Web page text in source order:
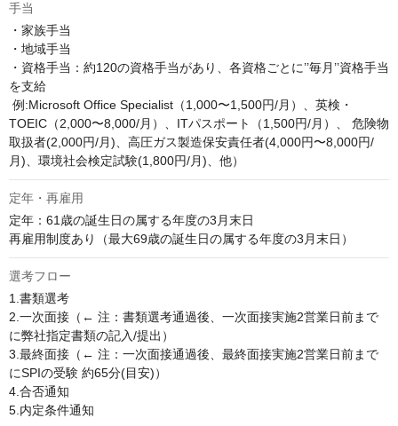
手当
・家族手当
・地域手当
・資格手当：約120の資格手当があり、各資格ごとに’’毎月’’資格手当
を支給
TOEIC（2,000〜8,000/月）、ITパスポート（1,500円/月）、 危険物
取扱者(2,000円/月)、高圧ガス製造保安責任者(4,000円〜8,000円/
月)、環境社会検定試験(1,800円/月)、他）
定年・再雇用
定年：61歳の誕生日の属する年度の3月末日
再雇用制度あり（最大69歳の誕生日の属する年度の3月末日）
選考フロー
1.書類選考
2.一次面接（← 注：書類選考通過後、一次面接実施2営業日前まで
に弊社指定書類の記入/提出）
3.最終面接（← 注：一次面接通過後、最終面接実施2営業日前まで
にSPIの受験 約65分(目安)）
4.合否通知
5.内定条件通知